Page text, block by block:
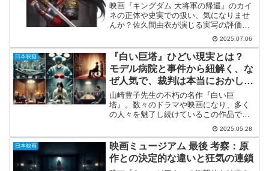
映画『キングダム 大将軍の帰還』のカイ
ネの正体や史実での扱い、気になりませ
んか？佐久間由衣が演じる実写の評価や
「ひどい」「うざい」と言われる理由、
李牧との結婚や死亡説、衝撃の最後を徹
底考察。この記事を読めば、『キングダ
ム 大将軍の帰還』のカイネに関する全て
の謎が解けます。
2025.07.06
日本映画
『白い巨塔』ひどい現実とは？
モデル病院と事件から紐解く、な
ぜ人気で、裁判は本当におかしい
のか
山崎豊子先生の不朽の名作『白い巨
塔』。数々のドラマや映画になり、多く
の人々を魅了し続けているこの作品です
が、その内容は時に「ひどい」と感じる
ほど生々しく、人間の欲望や組織の闇を
描いています。一体なぜ、これほどまで
に辛い現実を突きつける作品が...
2025.05.28
日本映画
映画ミュージアム 最後 考察：原
作との決定的な違いと狂気の連鎖